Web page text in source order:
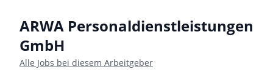
ARWA Personaldienstleistungen
GmbH
Alle Jobs bei diesem Arbeitgeber